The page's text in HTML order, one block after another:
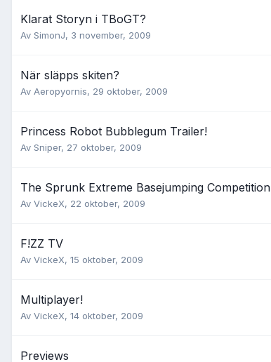
Klarat Storyn i TBoGT?
Av SimonJ, 3 november, 2009
När släpps skiten?
Av Aeropyornis, 29 oktober, 2009
Princess Robot Bubblegum Trailer!
Av Sniper, 27 oktober, 2009
The Sprunk Extreme Basejumping Competition
Av VickeX, 22 oktober, 2009
F!ZZ TV
Av VickeX, 15 oktober, 2009
Multiplayer!
Av VickeX, 14 oktober, 2009
Previews